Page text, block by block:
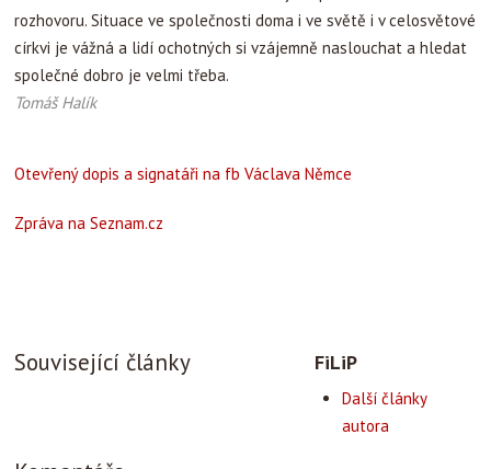
rozhovoru. Situace ve společnosti doma i ve světě i v celosvětové
církvi je vážná a lidí ochotných si vzájemně naslouchat a hledat
společné dobro je velmi třeba.
Tomáš Halík
Otevřený dopis a signatáři na fb Václava Němce
Zpráva na Seznam.cz
Související články FiLiP
Další články
autora